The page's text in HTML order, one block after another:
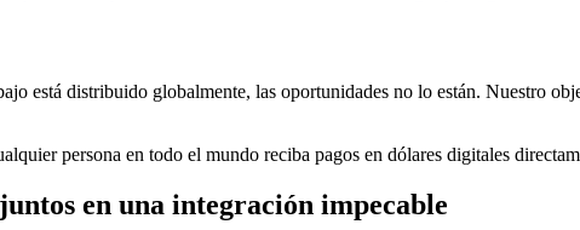
está distribuido globalmente, las oportunidades no lo están. Nuestro
persona en todo el mundo reciba pagos en dólares digitales
en una integración impecable